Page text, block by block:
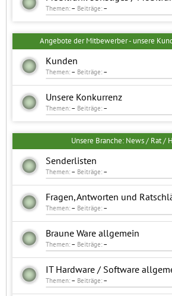
Themen: – Beiträge: –
Angebote der Mitbewerber - unsere
Kunden
Themen: – Beiträge: –
Unsere Konkurrenz
Themen: – Beiträge: –
Unsere Branche: News / Rat /
Senderlisten
Themen: – Beiträge: –
Fragen, Antworten und
Themen: – Beiträge: –
Braune Ware allgemein
Themen: – Beiträge: –
IT Hardware / Software
Themen: – Beiträge: –